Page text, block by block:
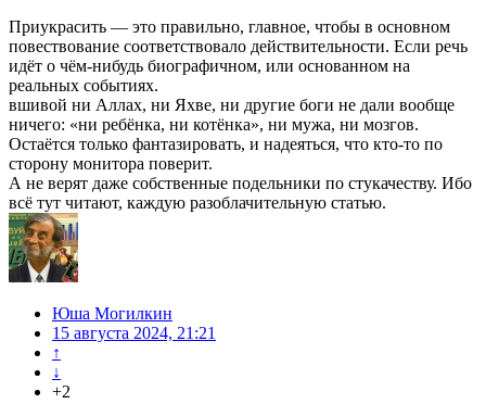
Приукрасить — это правильно, главное, чтобы в основном
повествование соответствовало действительности. Если речь
идёт о чём-нибудь биографичном, или основанном на
реальных событиях.
вшивой ни Аллах, ни Яхве, ни другие боги не дали вообще
ничего: «ни ребёнка, ни котёнка», ни мужа, ни мозгов.
Остаётся только фантазировать, и надеяться, что кто-то по
сторону монитора поверит.
А не верят даже собственные подельники по стукачеству. Ибо
всё тут читают, каждую разоблачительную статью.
Юша Могилкин
15 августа 2024, 21:21
↑
↓
+2